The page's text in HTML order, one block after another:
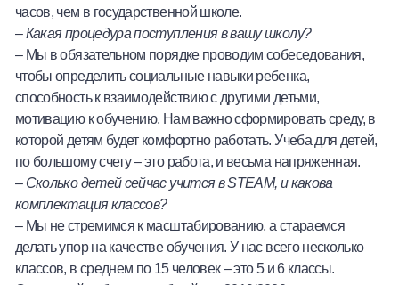
часов, чем в государственной школе.
–Какая процедура поступления в вашу школу?
– Мы в обязательном порядке проводим собеседования,
чтобы определить социальные навыки ребенка,
способность к взаимодействию с другими детьми,
мотивацию к обучению. Нам важно сформировать среду, в
которой детям будет комфортно работать. Учеба для детей,
по большому счету – это работа, и весьма напряженная.
–Сколько детей сейчас учится вSTEAM, и какова
комплектация классов?
– Мы не стремимся к масштабированию, а стараемся
делать упор на качестве обучения. У нас всего несколько
классов, в среднем по 15 человек – это 5 и 6 классы.